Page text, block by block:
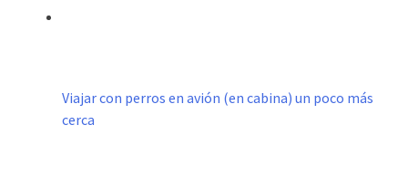
Viajar con perros en avión (en cabina) un poco más
cerca